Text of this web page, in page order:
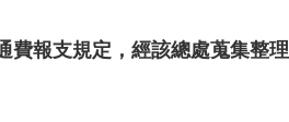
費報支規定，經該總處蒐集整理